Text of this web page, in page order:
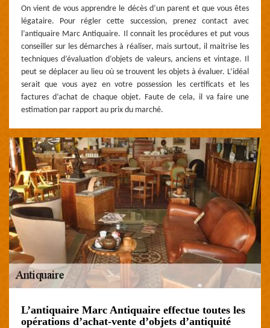
On vient de vous apprendre le décès d’un parent et que vous êtes
légataire. Pour régler cette succession, prenez contact avec
l’antiquaire Marc Antiquaire. Il connait les procédures et put vous
conseiller sur les démarches à réaliser, mais surtout, il maitrise les
techniques d’évaluation d’objets de valeurs, anciens et vintage. Il
peut se déplacer au lieu où se trouvent les objets à évaluer. L’idéal
serait que vous ayez en votre possession les certificats et les
factures d’achat de chaque objet. Faute de cela, il va faire une
estimation par rapport au prix du marché.
L’antiquaire Marc Antiquaire effectue toutes les
opérations d’achat-vente d’objets d’antiquité